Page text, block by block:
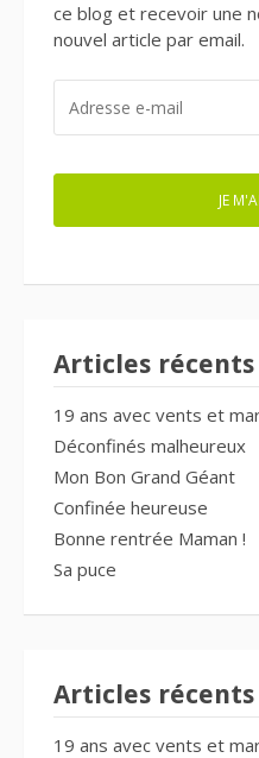
ce blog et recevoir une
nouvel article par email.
MAIL
JE
Articles récents
19 ans avec vents et
Déconfinés malheureux
Mon Bon Grand Géant
Confinée heureuse
Bonne rentrée Maman !
Sa puce
Articles récents
19 ans avec vents et